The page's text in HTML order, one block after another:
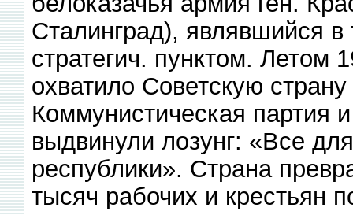
Сталинград), являвшийся
стратегич. пунктом. Летом
охватило Советскую
Коммунистическая партия
выдвинули лозунг: «Все
республики». Страна
тысяч рабочих и крестьян